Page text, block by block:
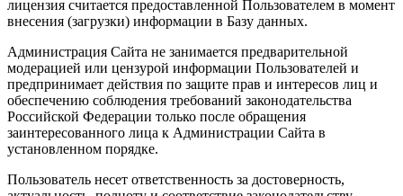
лицензия считается предоставленной Пользователем в момент
внесения (загрузки) информации в Базу данных.
Администрация Сайта не занимается предварительной
модерацией или цензурой информации Пользователей и
предпринимает действия по защите прав и интересов лиц и
обеспечению соблюдения требований законодательства
Российской Федерации только после обращения
заинтересованного лица к Администрации Сайта в
установленном порядке.
Пользователь несет ответственность за достоверность,